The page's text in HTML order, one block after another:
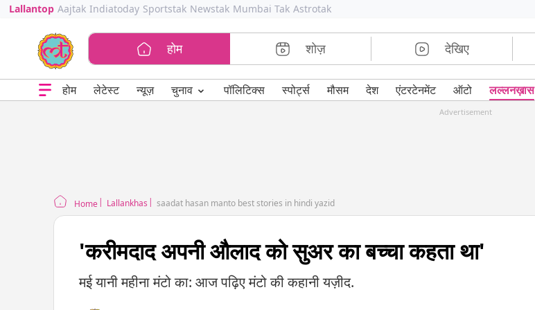
Lallantop Aajtak Indiatoday Sportstak Newstak Mumbai Tak Astrotak
होम शोज़ देखिए
होम लेटेस्ट न्यूज़ चुनाव ⌄ पॉलिटिक्स स्पोर्ट्स मौसम देश एंटरटेनमेंट ऑटो लल्लनख़ास
Advertisement
Home Lallankhas saadat hasan manto best stories in hindi yazid
'करीमदाद अपनी औलाद को सुअर का बच्चा कहता था'
मई यानी महीना मंटो का: आज पढ़िए मंटो की कहानी यज़ीद.